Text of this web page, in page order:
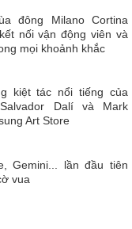
đông Milano Cortina
nối vận động viên và
mọi khoảnh khắc
kiệt tác nổi tiếng của
Dalí và Mark
Art Store
Gemini... lần đầu tiên
vua